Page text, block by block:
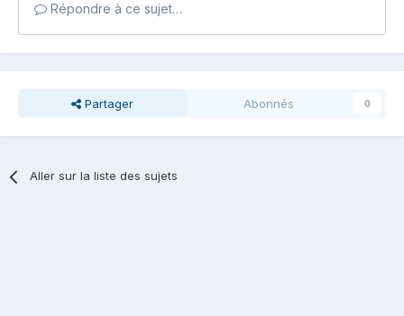
Répondre à ce sujet…
Partager Abonnés 0
Aller sur la liste des sujets